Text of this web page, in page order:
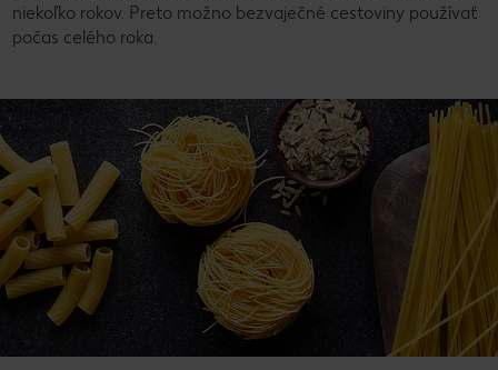
niekoľko rokov. Preto možno bezvaječné cestoviny používať
počas celého roka.